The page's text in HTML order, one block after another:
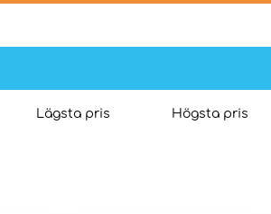
Lägsta pris Högsta pris